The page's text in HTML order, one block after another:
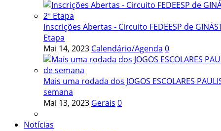
Inscrições Abertas - Circuito FEDEESP de
Etapa
Mai 14, 2023 Calendário/Agenda 0
Mais uma rodada dos JOGOS ESCOLARES
semana
Mai 13, 2023 Gerais 0
Notícias